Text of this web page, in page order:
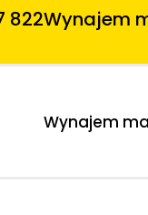
822Wynajem
Wynajem